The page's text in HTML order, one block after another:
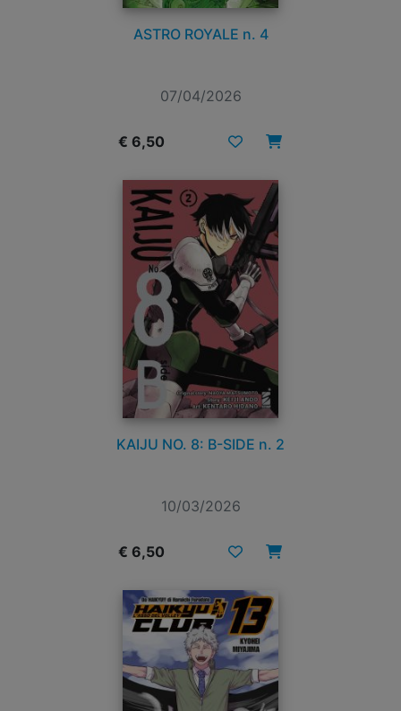
ASTRO ROYALE n. 4
07/04/2026
€ 6,50
KAIJU NO. 8: B-SIDE n. 2
10/03/2026
€ 6,50